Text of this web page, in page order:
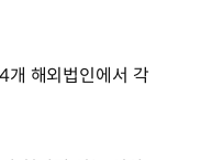
개 해외법인에서 각